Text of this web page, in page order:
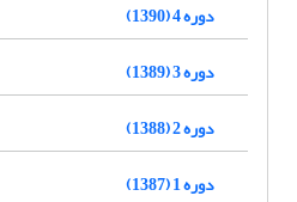
دوره 4 (1390)
دوره 3 (1389)
دوره 2 (1388)
دوره 1 (1387)